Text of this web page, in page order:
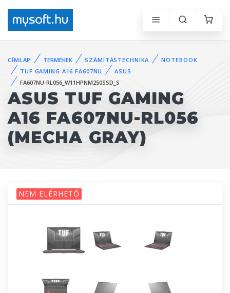
CÍMLAP TERMÉKEK SZÁMÍTÁSTECHNIKA
NOTEBOOK
TUF GAMING A16 FA607NU
ASUS
FA607NU-RL056_W11HPNM250SSD_S
ASUS TUF GAMING
A16 FA607NU-RL056
(MECHA GRAY)
NEM ELÉRHETŐ